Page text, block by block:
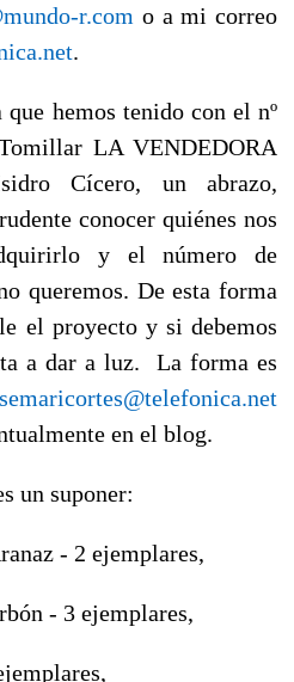
r.com o a mi correo
.
hemos tenido con el nº
LA VENDEDORA
Cícero, un abrazo,
conocer quiénes nos
y el número de
queremos. De esta forma
el proyecto y si debemos
a dar a luz. La forma es
en el blog.
un suponer:
- 2 ejemplares,
- 3 ejemplares,